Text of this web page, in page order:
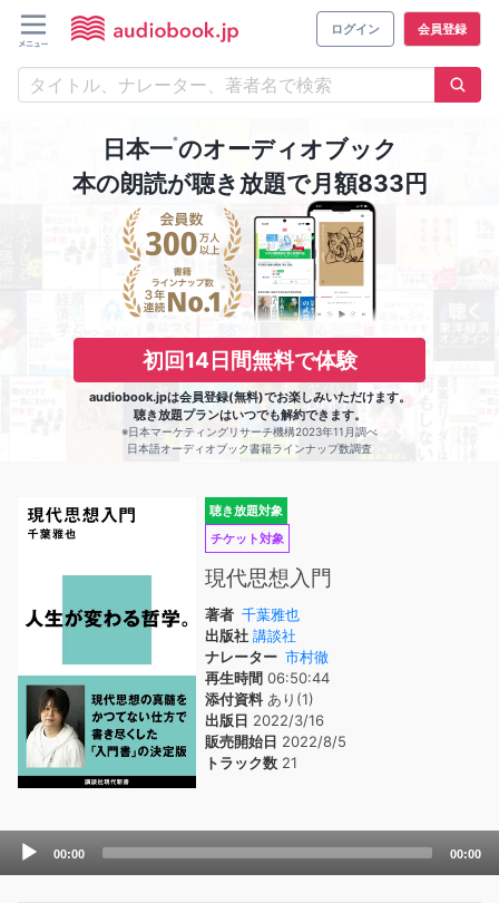
ログイン 会員登録
日本一※のオーディオブック
本の朗読が聴き放題で月額833円
初回14日間無料で体験
audiobook.jpは会員登録(無料)でお楽しみいただけます。
聴き放題プランはいつでも解約できます。
※日本マーケティングリサーチ機構2023年11月調べ
日本語オーディオブック書籍ラインナップ数調査
聴き放題対象
チケット対象
現代思想入門
著者 千葉雅也
出版社 講談社
ナレーター 市村徹
再生時間 06:50:44
添付資料あり(1)
出版日 2022/3/16
販売開始日 2022/8/5
トラック数 21
Audio
Player
00:00 00:00